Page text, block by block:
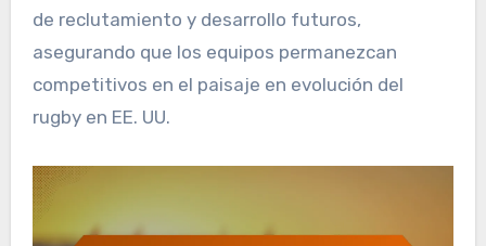
de reclutamiento y desarrollo futuros,
asegurando que los equipos permanezcan
competitivos en el paisaje en evolución del
rugby en EE. UU.